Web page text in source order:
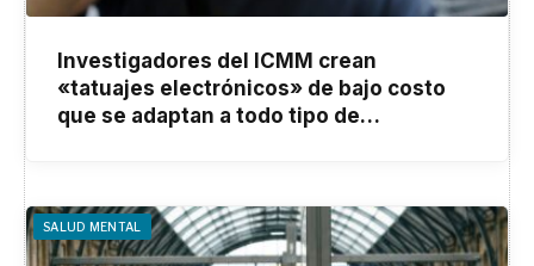
Investigadores del ICMM crean
«tatuajes electrónicos» de bajo costo
que se adaptan a todo tipo de
SALUD MENTAL